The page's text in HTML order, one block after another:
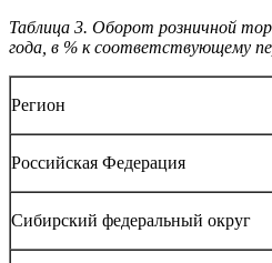
Таблица 3. Оборот розничной
года, в % к соответствующему
Регион
Российская Федерация
Сибирский федеральный округ